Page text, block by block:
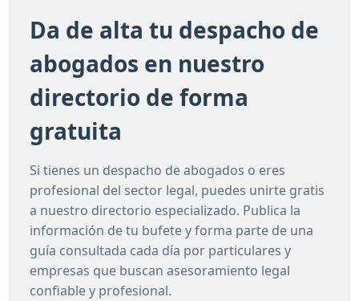
Da de alta tu despacho de
abogados en nuestro
directorio de forma
gratuita
Si tienes un despacho de abogados o eres
profesional del sector legal, puedes unirte gratis
a nuestro directorio especializado. Publica la
información de tu bufete y forma parte de una
guía consultada cada día por particulares y
empresas que buscan asesoramiento legal
confiable y profesional.